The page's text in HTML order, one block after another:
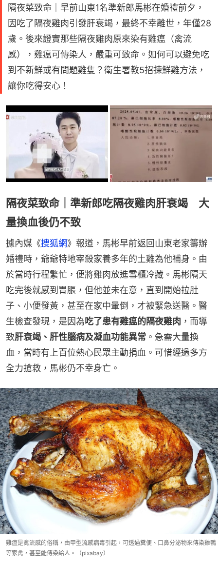
隔夜菜致命｜早前山東1名準新郎馬彬在婚禮前夕，
因吃了隔夜雞肉引發肝衰竭，最終不幸離世，年僅28
歲。後來證實那些隔夜雞肉原來染有雞瘟（禽流
感），雞瘟可傳染人，嚴重可致命。如何可以避免吃
到不新鮮或有問題雞隻？衛生署教5招揀鮮雞方法，
讓你吃得安心！
隔夜菜致命｜準新郎吃隔夜雞肉肝衰竭 大
量換血後仍不致
據內媒《搜狐網》報道，馬彬早前返回山東老家籌辦
婚禮時，爺爺特地宰殺家養多年的土雞為他補身。由
於當時行程繁忙，便將雞肉放進雪櫃冷藏。馬彬隔天
吃完後就感到胃脹，但他並未在意，直到開始拉肚
子、小便發黃，甚至在家中暈倒，才被緊急送醫。醫
生檢查發現，是因為吃了患有雞瘟的隔夜雞肉 ，而導
致肝衰竭、肝性腦病及凝血功能異常 。急需大量換
血，當時有上百位熱心民眾主動捐血。可惜經過多方
全力搶救，馬彬仍不幸身亡。
雞瘟是禽流感的俗稱，由甲型流感病毒引起，可透過糞便、口鼻分泌物來傳染雞鴨
等家禽，甚至能傳染給人。（pixabay）